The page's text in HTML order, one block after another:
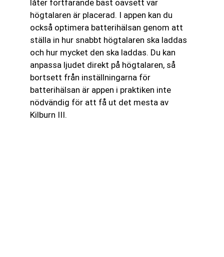
låter fortfarande bäst oavsett var
högtalaren är placerad. I appen kan du
också optimera batterihälsan genom att
ställa in hur snabbt högtalaren ska laddas
och hur mycket den ska laddas. Du kan
anpassa ljudet direkt på högtalaren, så
bortsett från inställningarna för
batterihälsan är appen i praktiken inte
nödvändig för att få ut det mesta av
Kilburn III.